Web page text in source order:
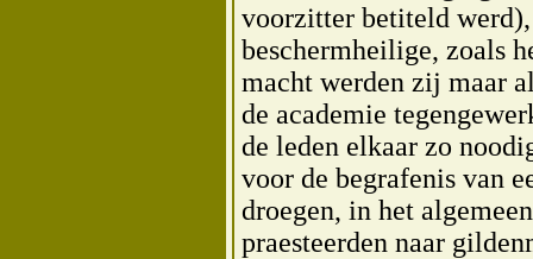
voorzitter betiteld werd),
beschermheilige, zoals
macht werden zij maar
de academie
de leden elkaar zo
voor de begrafenis van
droegen, in het
praesteerden naar